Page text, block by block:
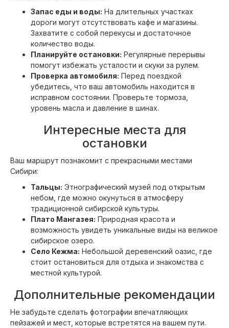
Запас еды и воды: На длительных участках
дороги могут отсутствовать кафе и магазины.
Захватите с собой перекусы и достаточное
количество воды.
Планируйте остановки: Регулярные перерывы
помогут избежать усталости и скуки за рулем.
Проверка автомобиля: Перед поездкой
убедитесь, что ваш автомобиль находится в
исправном состоянии. Проверьте тормоза,
уровень масла и давление в шинах.
Интересные места для
остановки
Ваш маршрут познакомит с прекрасными местами
Сибири:
Тальцы: Этнографический музей под открытым
небом, где можно окунуться в атмосферу
традиционной сибирской культуры.
Плато Мангазея: Природная красота и
возможность увидеть уникальные виды на великое
сибирское озеро.
Село Кежма: Небольшой деревенский оазис, где
стоит остановиться для отдыха и знакомства с
местной культурой.
Дополнительные рекомендации
Не забудьте сделать фотографии впечатляющих
пейзажей и мест, которые встретятся на вашем пути.